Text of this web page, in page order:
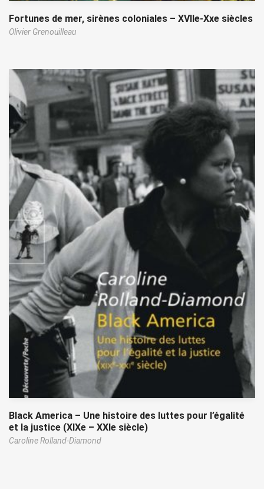
Fortunes de mer, sirènes coloniales – XVIIe-Xxe siècles
Olivier Grenouilleau
Black America – Une histoire des luttes pour l’égalité
et la justice (XIXe – XXIe siècle)
Caroline Rolland-Diamond